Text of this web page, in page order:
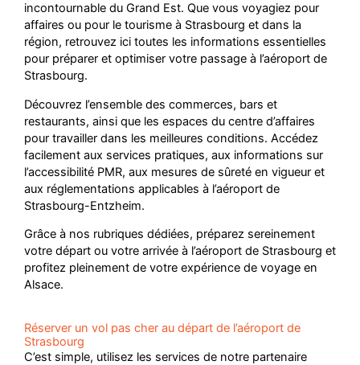
incontournable du Grand Est. Que vous voyagiez pour
affaires ou pour le tourisme à Strasbourg et dans la
région, retrouvez ici toutes les informations essentielles
pour préparer et optimiser votre passage à l’aéroport de
Strasbourg.
Découvrez l’ensemble des commerces, bars et
restaurants, ainsi que les espaces du centre d’affaires
pour travailler dans les meilleures conditions. Accédez
facilement aux services pratiques, aux informations sur
l’accessibilité PMR, aux mesures de sûreté en vigueur et
aux réglementations applicables à l’aéroport de
Strasbourg-Entzheim.
Grâce à nos rubriques dédiées, préparez sereinement
votre départ ou votre arrivée à l’aéroport de Strasbourg et
profitez pleinement de votre expérience de voyage en
Alsace.
Réserver un vol pas cher au départ de l’aéroport de
Strasbourg
C’est simple, utilisez les services de notre partenaire